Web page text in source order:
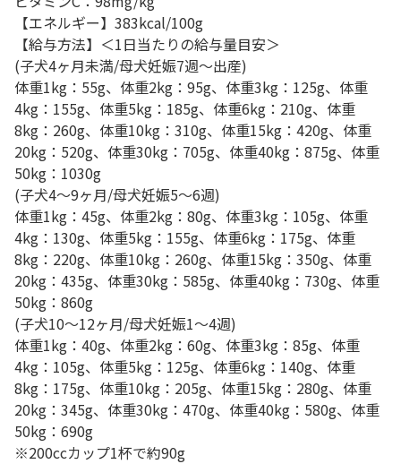
【エネルギー】383kcal/100g
【給与方法】＜1日当たりの給与量目安＞
(子犬4ヶ月未満/母犬妊娠7週～出産)
体重1kg：55g、体重2kg：95g、体重3kg：125g、体重
4kg：155g、体重5kg：185g、体重6kg：210g、体重
8kg：260g、体重10kg：310g、体重15kg：420g、体重
20kg：520g、体重30kg：705g、体重40kg：875g、体重
50kg：1030g
(子犬4～9ヶ月/母犬妊娠5～6週)
体重1kg：45g、体重2kg：80g、体重3kg：105g、体重
4kg：130g、体重5kg：155g、体重6kg：175g、体重
8kg：220g、体重10kg：260g、体重15kg：350g、体重
20kg：435g、体重30kg：585g、体重40kg：730g、体重
50kg：860g
(子犬10～12ヶ月/母犬妊娠1～4週)
体重1kg：40g、体重2kg：60g、体重3kg：85g、体重
4kg：105g、体重5kg：125g、体重6kg：140g、体重
8kg：175g、体重10kg：205g、体重15kg：280g、体重
20kg：345g、体重30kg：470g、体重40kg：580g、体重
50kg：690g
※200ccカップ1杯で約90g